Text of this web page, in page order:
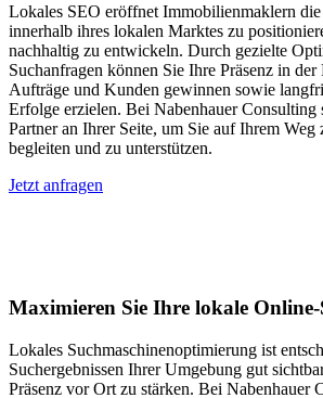
Lokales SEO eröffnet Immobilienmaklern
innerhalb ihres lokalen Marktes zu
nachhaltig zu entwickeln. Durch gezielte
Suchanfragen können Sie Ihre Präsenz in der
Aufträge und Kunden gewinnen sowie
Erfolge erzielen. Bei Nabenhauer Consulting
Partner an Ihrer Seite, um Sie auf Ihrem Weg
begleiten und zu unterstützen.
Jetzt anfragen
Maximieren Sie Ihre lokale
Lokales Suchmaschinenoptimierung ist
Suchergebnissen Ihrer Umgebung gut
Präsenz vor Ort zu stärken. Bei Nabenhauer